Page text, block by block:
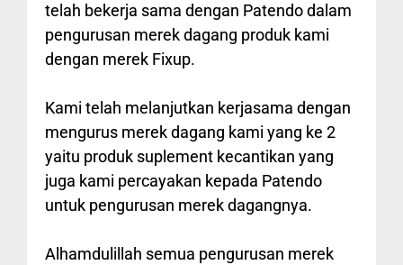
telah bekerja sama dengan Patendo dalam
pengurusan merek dagang produk kami
dengan merek Fixup.
Kami telah melanjutkan kerjasama dengan
mengurus merek dagang kami yang ke 2
yaitu produk suplement kecantikan yang
juga kami percayakan kepada Patendo
untuk pengurusan merek dagangnya.
Alhamdulillah semua pengurusan merek